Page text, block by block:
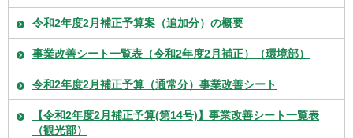
令和2年度2月補正予算案（追加分）の概要
事業改善シート一覧表（令和2年度2月補正）（環境部）
令和2年度2月補正予算（通常分）事業改善シート
【令和2年度2月補正予算(第14号)】事業改善シート一覧表
（観光部）